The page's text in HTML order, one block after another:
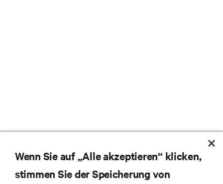
Wenn Sie auf „Alle akzeptieren“ klicken,
stimmen Sie der Speicherung von